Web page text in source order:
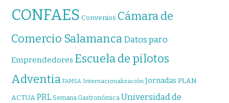
CONFAES Convenios Cámara de
Comercio SalamancaDatos paro
Emprendedores Escuela de pilotos
Adventia FAMSA Internacionalización Jornadas PLAN
ACTUA PRL Semana Gastronómica Universidad de